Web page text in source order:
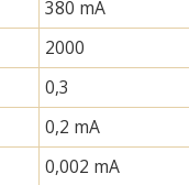
380 mA
2000
0,3
0,2 mA
0,002 mA